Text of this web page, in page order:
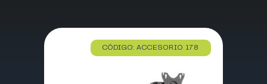
CÓDIGO: ACCESORIO 178